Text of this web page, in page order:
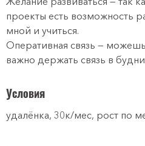
проекты есть возможность
мной и учиться.
Оперативная связь —
важно держать связь в
Условия
удалёнка, 30к/мес, рост по